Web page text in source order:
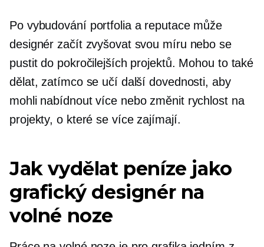
Po vybudování portfolia a reputace může
designér začít zvyšovat svou míru nebo se
pustit do pokročilejších projektů. Mohou to také
dělat, zatímco se učí další dovednosti, aby
mohli nabídnout více nebo změnit rychlost na
projekty, o které se více zajímají.
Jak vydělat peníze jako
grafický designér na
volné noze